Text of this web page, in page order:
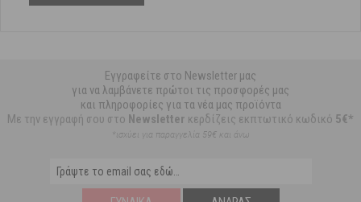
Εγγραφείτε στο Newsletter μας
για να λαμβάνετε πρώτοι τις προσφορές μας
και πληροφορίες για τα νέα μας προϊόντα
Με την εγγραφή σου στο Newsletter κερδίζεις εκπτωτικό κωδικό 5€*
*ισχύει για παραγγελία 59€ και άνω